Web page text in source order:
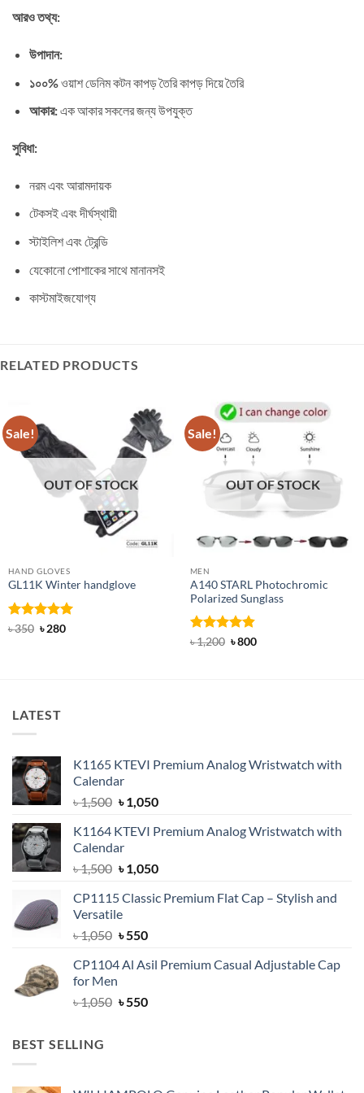
আরও তথ্য:
উপাদান:
১০০%ওয়াশ ডেনিম কটন কাপড় তৈরি কাপড় দিয়ে তৈরি
আকার:এক আকার সকলের জন্য উপযুক্ত
সুবিধা:
নরম এবং আরামদায়ক
টেকসই এবং দীর্ঘস্থায়ী
স্টাইলিশ এবং ট্রেন্ডি
যেকোনো পোশাকের সাথে মানানসই
কাস্টমাইজযোগ্য
RELATED PRODUCTS
Sale!
OUT OF STOCK
HAND GLOVES
GL11K Winter handglove
Rated5
৳350 Original
৳280Current
Sale!
OUT OF STOCK
MEN
A140 STARL Photochromic
Polarized Sunglass
Rated 4.83
৳1,200 Original
৳800Current
LATEST
K1165 KTEVI Premium Analog Wristwatch with
Calendar
৳1,500 Original
was:
৳ 1,500.
৳1,050Current
is:
K1164 KTEVI Premium Analog Wristwatch with
Calendar
৳1,500 Original
was:
৳ 1,500.
৳1,050Current
is:
CP1115 Classic Premium Flat Cap – Stylish and
Versatile
৳1,050 Original
was:
৳550Current
is:
CP1104 Al Asil Premium Casual Adjustable Cap
for Men
৳1,050 Original
৳550Current
BEST SELLING